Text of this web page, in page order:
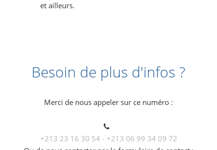
et ailleurs.
Besoin de plus d'infos ?
Merci de nous appeler sur ce numéro :
+213 23 16 30 54 - +213 06 99 34 09 72